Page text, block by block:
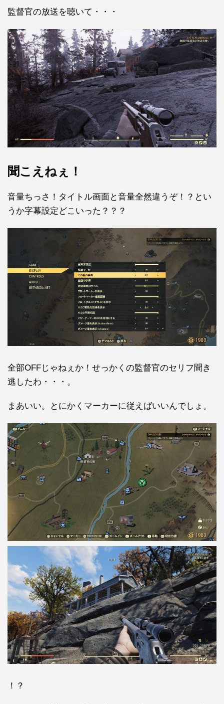
監督官の放送を聴いて・・・
聞こえねぇ！
音量ちっさ！タイトル画面と音量全然違うぞ！？とい
うか字幕設定どこいった？？？
全部OFFじゃねぇか！せっかくの監督官のセリフ聞き
逃したわ・・・。
まあいい。とにかくマーカーに従えばいいんでしょ。
！？